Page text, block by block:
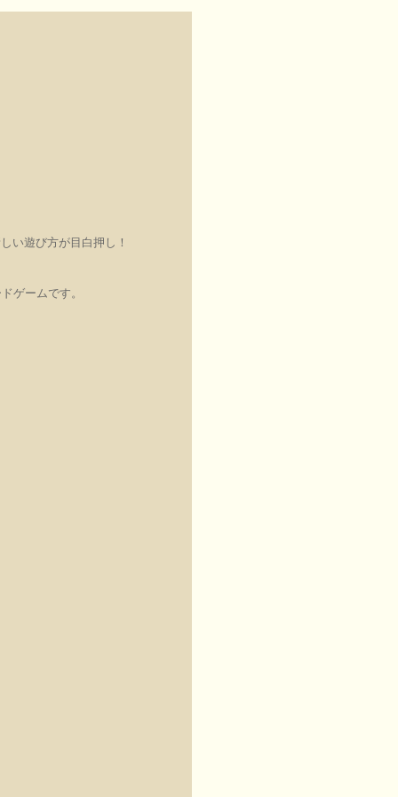
い遊び方が目白押し！
ゲームです。